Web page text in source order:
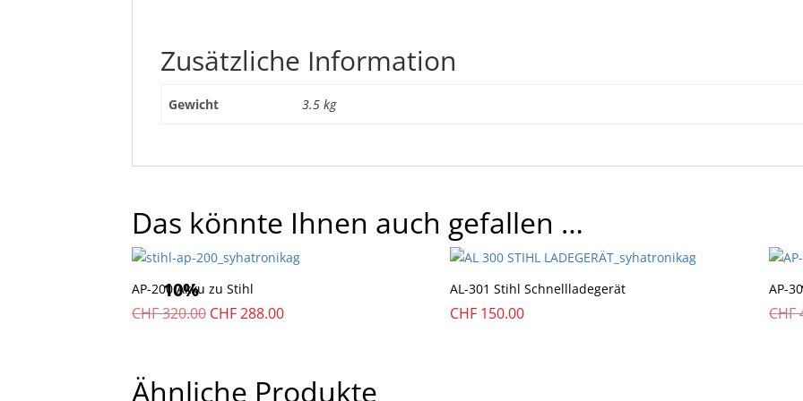
Zusätzliche Information
Gewicht 3.5 kg
Das könnte Ihnen auch gefallen …
10%
AP-200 Akku zu Stihl
CHF320.00 Ursprünglicher
320.00
CHF288.00Aktueller
288.00.
AL-301 Stihl Schnellladegerät
CHF 150.00
AP-
CHF
Ähnliche Produkte